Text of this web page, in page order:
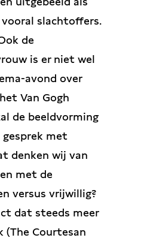
slachtoffers.
de
is er niet wel
avond over
Van Gogh
de beeldvorming
met
denken wij van
met de
versus vrijwillig?
dat steeds meer
Courtesan